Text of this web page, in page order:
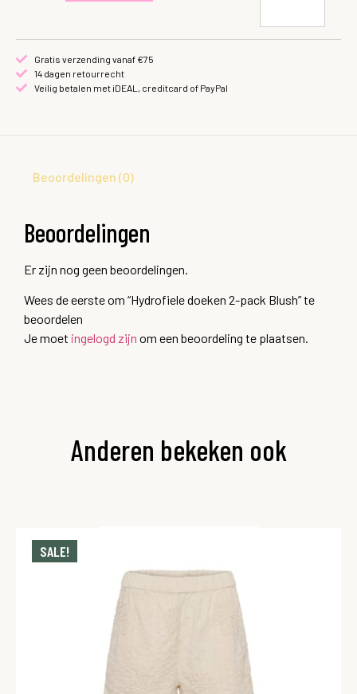
Gratis verzending vanaf €75
14 dagen retourrecht
Veilig betalen met iDEAL, creditcard of PayPal
Beoordelingen (0)
Beoordelingen
Er zijn nog geen beoordelingen.
Wees de eerste om “Hydrofiele doeken 2-pack Blush” te
beoordelen
Je moet ingelogd zijn om een beoordeling te plaatsen.
Anderen bekeken ook
SALE!